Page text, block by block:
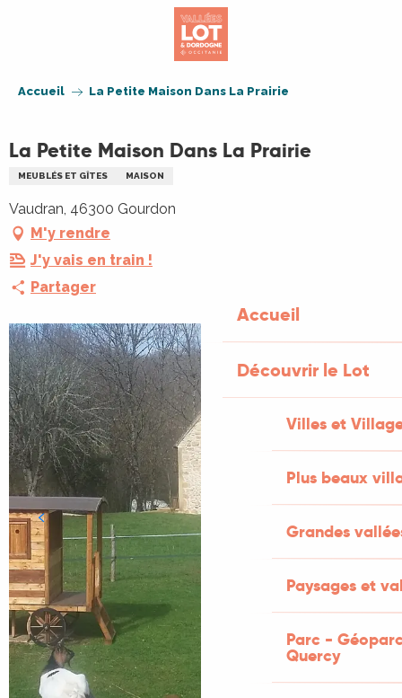
Accueil
Découvrir le Lot
Villes et
Plus beaux
Grandes
Paysages et
Parc -
Quercy
Accueil La Petite Maison Dans La Prairie
La Petite Maison Dans La Prairie
MEUBLÉS ET GÎTES MAISON
Vaudran, 46300 Gourdon
M'y rendre
J'y vais en train !
Partager